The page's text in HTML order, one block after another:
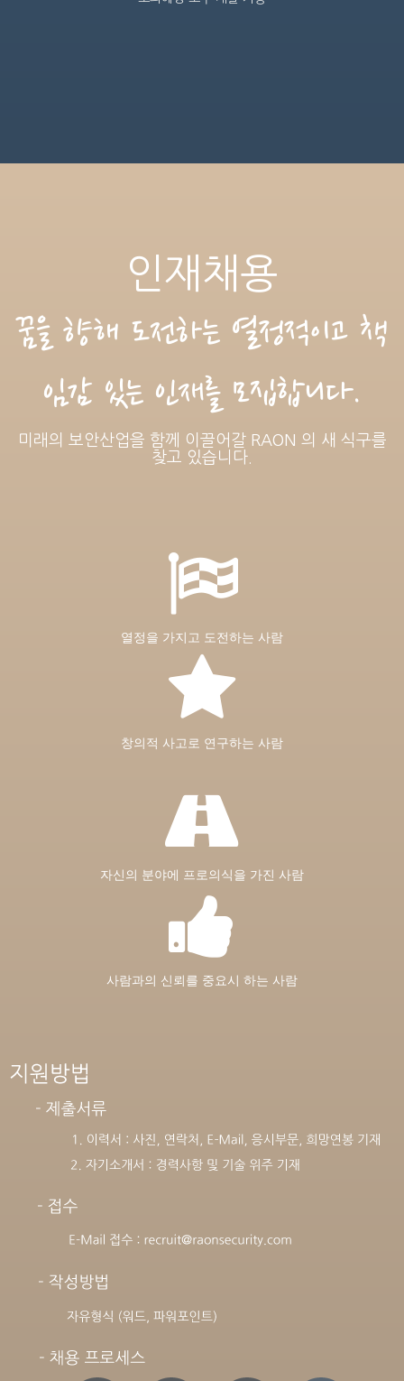
인재채용
꿈을 향해 도전하는 열정적이고 책
임감 있는 인재를 모집합니다.
미래의 보안산업을 함께 이끌어갈 RAON 의 새 식구를
찾고 있습니다.
열정을 가지고 도전하는 사람
창의적 사고로 연구하는 사람
자신의 분야에 프로의식을 가진 사람
사람과의 신뢰를 중요시 하는 사람